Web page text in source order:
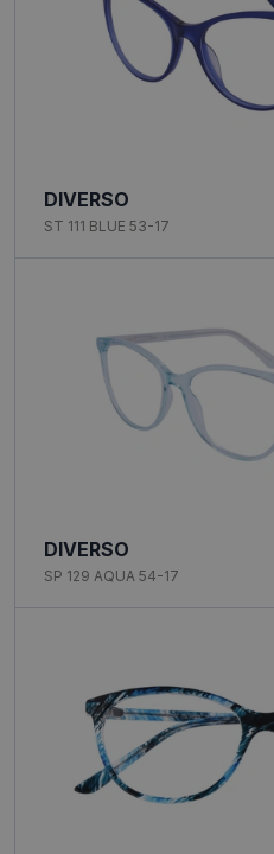
DIVERSO
ST 111 BLUE 53-17
DIVERSO
SP 129 AQUA 54-17